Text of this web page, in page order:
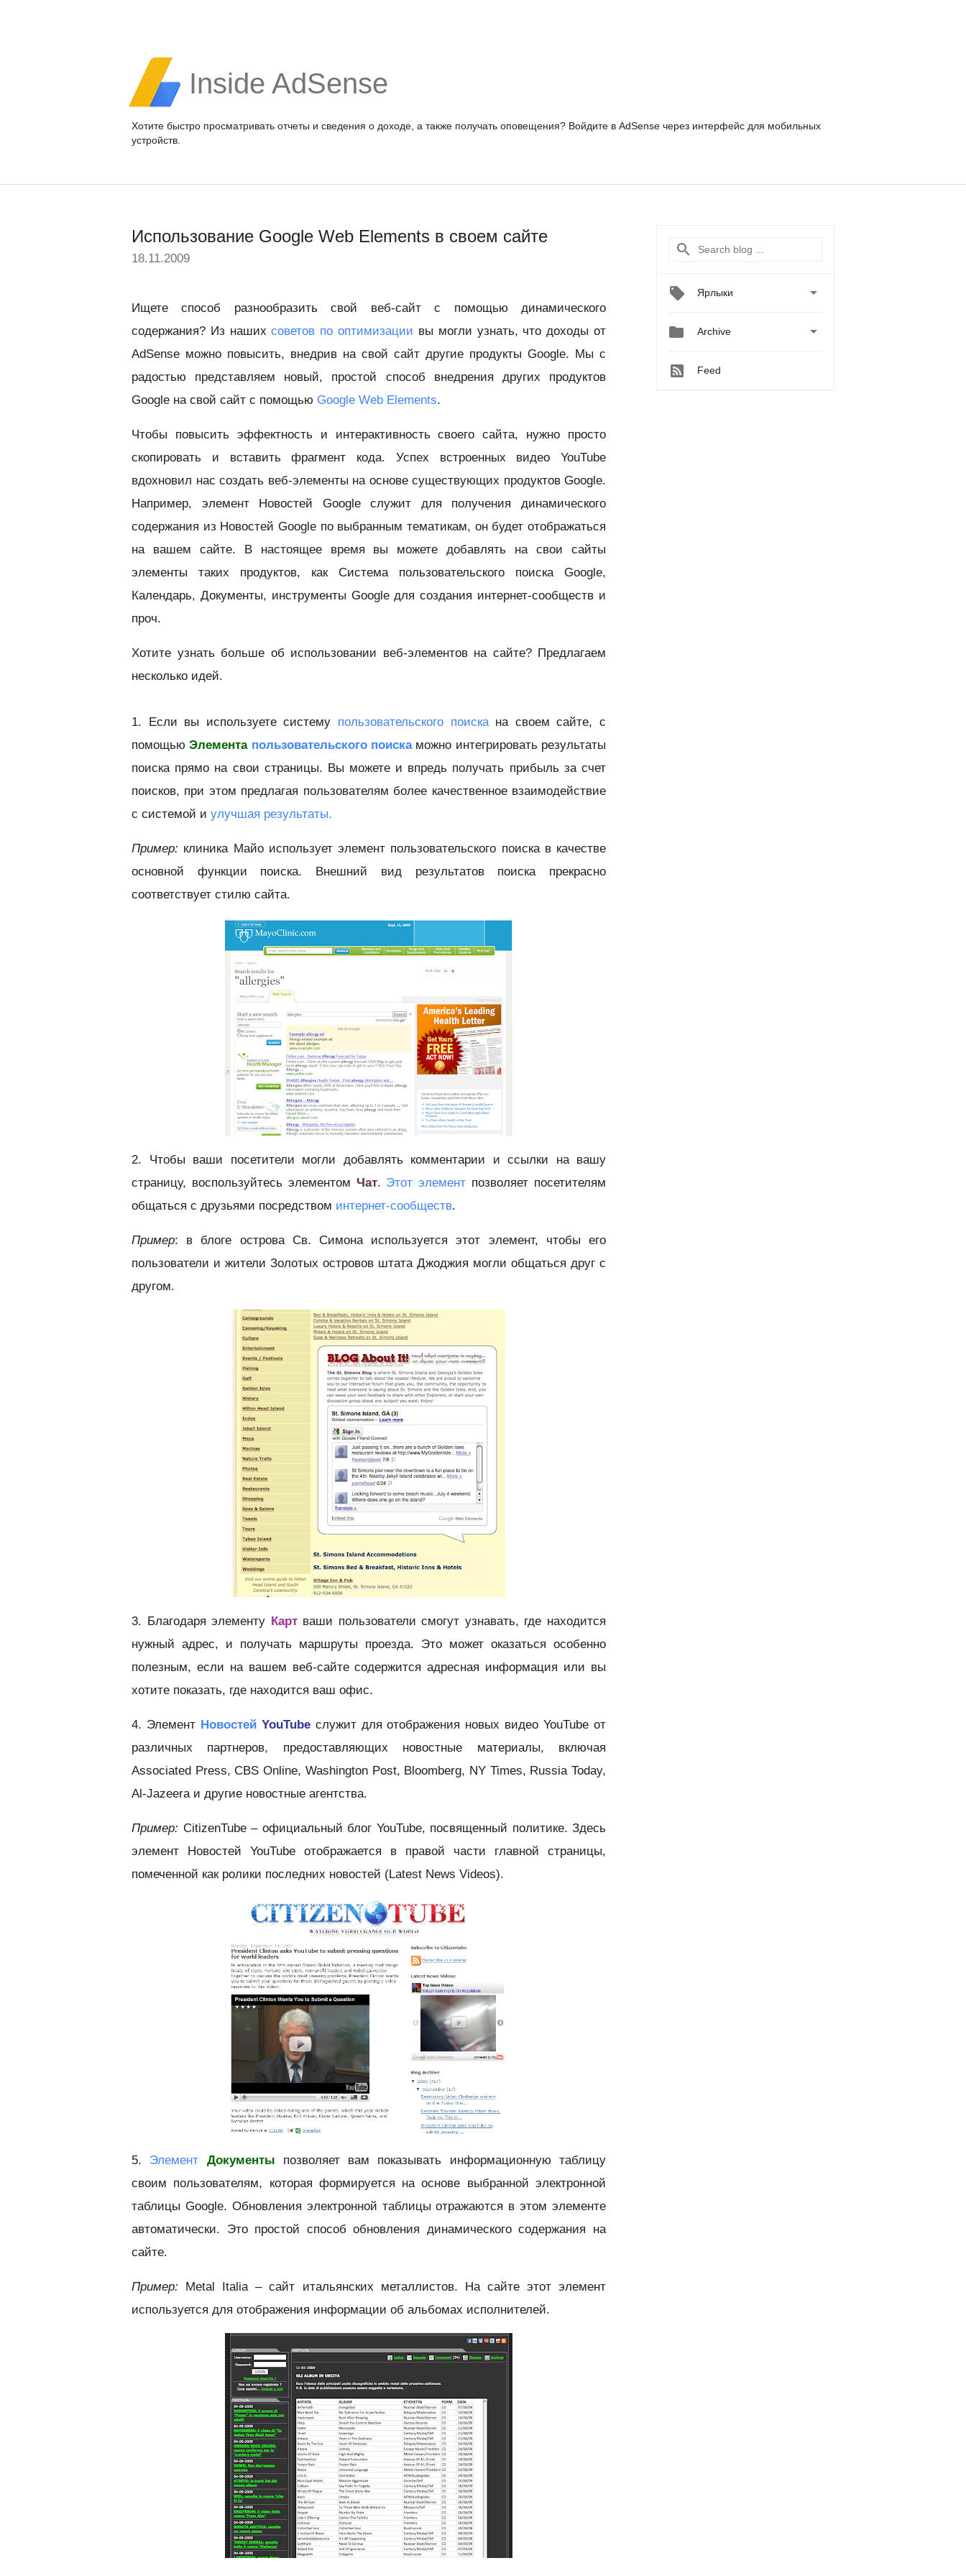
Inside AdSense
Хотите быстро просматривать отчеты и сведения о доходе, а также получать оповещения? Войдите в AdSense через интерфейс для мобильных
устройств.
Использование Google Web Elements в своем сайте
18.11.2009
Ищете способ разнообразить свой веб-сайт с помощью динамического
содержания? Из нашихсоветов по оптимизации вы могли узнать, что доходы от
AdSense можно повысить, внедрив на свой сайт другие продукты Google. Мы с
радостью представляем новый, простой способ внедрения других продуктов
Google на свой сайт с помощью Google Web Elements.
Чтобы повысить эффектность и интерактивность своего сайта, нужно просто
скопировать и вставить фрагмент кода. Успех встроенных видео YouTube
вдохновил нас создать веб-элементы на основе существующих продуктов Google.
Например, элемент Новостей Google служит для получения динамического
содержания из Новостей Google по выбранным тематикам, он будет отображаться
на вашем сайте. В настоящее время вы можете добавлять на свои сайты
элементы таких продуктов, как Система пользовательского поиска Google,
Календарь, Документы, инструменты Google для создания интернет-сообществ и
проч.
Хотите узнать больше об использовании веб-элементов на сайте? Предлагаем
несколько идей.
1. Если вы используете систему пользовательского поискана своем сайте, с
помощьюЭлемента пользовательского поискаможно интегрировать результаты
поиска прямо на свои страницы. Вы можете и впредь получать прибыль за счет
поисков, при этом предлагая пользователям более качественное взаимодействие
с системой и улучшая результаты.
Пример: клиника Майо использует элемент пользовательского поиска в качестве
основной функции поиска. Внешний вид результатов поиска прекрасно
соответствует стилю сайта.
2. Чтобы ваши посетители могли добавлять комментарии и ссылки на вашу
страницу, воспользуйтесь элементом Чат. Этот элемент позволяет посетителям
общаться с друзьями посредством интернет-сообществ.
Пример: в блоге острова Св. Симона используется этот элемент, чтобы его
пользователи и жители Золотых островов штата Джоджия могли общаться друг с
другом.
3. Благодаря элементу Картваши пользователи смогут узнавать, где находится
нужный адрес, и получать маршруты проезда. Это может оказаться особенно
полезным, если на вашем веб-сайте содержится адресная информация или вы
хотите показать, где находится ваш офис.
4. Элемент НовостейYouTube служит для отображения новых видео YouTube от
различных партнеров, предоставляющих новостные материалы, включая
Associated Press, CBS Online, Washington Post, Bloomberg, NY Times, Russia Today,
Al-Jazeera и другие новостные агентства.
Пример: CitizenTube – официальный блог YouTube, посвященный политике. Здесь
элемент Новостей YouTube отображается в правой части главной страницы,
помеченной как ролики последних новостей (Latest News Videos).
5. Элемент Документы позволяет вам показывать информационную таблицу
своим пользователям, которая формируется на основе выбранной электронной
таблицы Google. Обновления электронной таблицы отражаются в этом элементе
автоматически. Это простой способ обновления динамического содержания на
сайте.
Пример: Metal Italia – сайт итальянских металлистов. На сайте этот элемент
используется для отображения информации об альбомах исполнителей.
Ярлыки 
 Archive 
Feed